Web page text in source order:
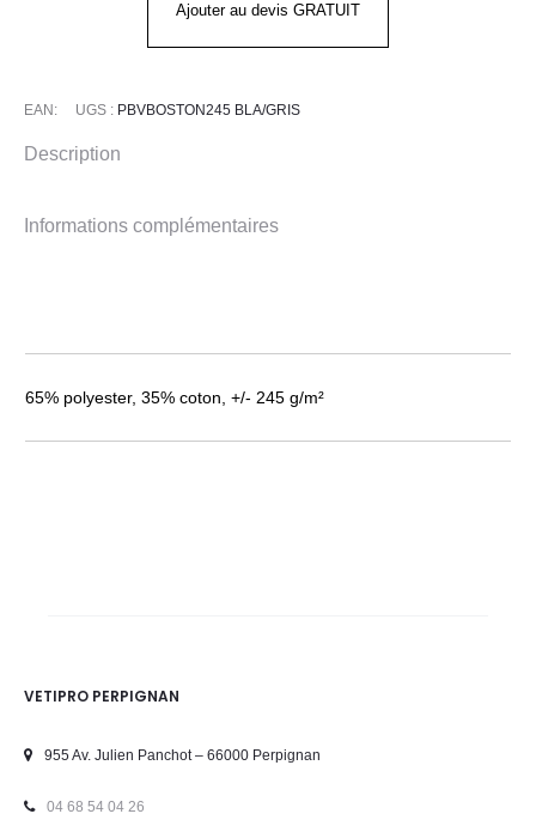
Ajouter au devis GRATUIT
EAN: UGS : PBVBOSTON245 BLA/GRIS
Description
Informations complémentaires
65% polyester, 35% coton, +/- 245 g/m²
VETIPRO PERPIGNAN
955 Av. Julien Panchot – 66000 Perpignan
04 68 54 04 26